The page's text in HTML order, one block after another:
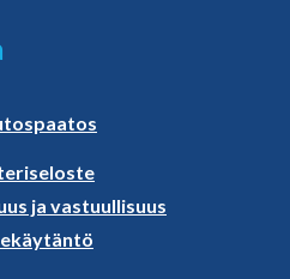
ja vastuullisuus